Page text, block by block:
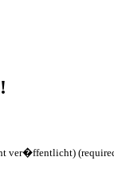
ver�ffentlicht)